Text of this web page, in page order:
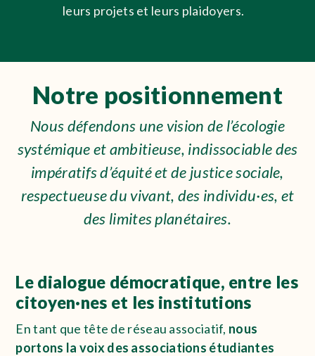
leurs projets et leurs plaidoyers.
Notre positionnement
Nous défendons une vision de l’écologie
systémique et ambitieuse, indissociable des
impératifs d’équité et de justice sociale,
respectueuse du vivant, des individu·es, et
des limites planétaires.
Le dialogue démocratique, entre les
citoyen·nes et les institutions
En tant que tête de réseau associatif, nous
portons la voixdes associations étudiantes